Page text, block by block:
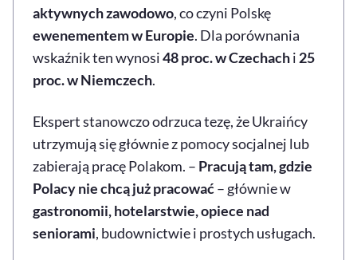
aktywnych zawodowo, co czyni Polskę
ewenementem w Europie. Dla porównania
wskaźnik ten wynosi48 proc. w Czechachi 25
proc. w Niemczech.
Ekspert stanowczo odrzuca tezę, że Ukraińcy
utrzymują się głównie z pomocy socjalnej lub
zabierają pracę Polakom. – Pracują tam, gdzie
Polacy nie chcą już pracować– głównie w
gastronomii, hotelarstwie, opiece nad
seniorami, budownictwie i prostych usługach.